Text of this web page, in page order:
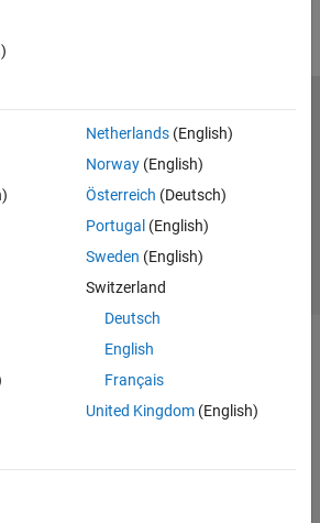
Netherlands(English)
Norway(English)
Österreich (Deutsch)
Portugal (English)
Sweden (English)
Switzerland
Deutsch
English
Français
United Kingdom(English)
Contacts locaux
Inc.